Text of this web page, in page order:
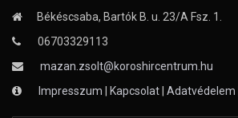
Békéscsaba, Bartók B. u. 23/A Fsz. 1.
06703329113
mazan.zsolt@koroshircentrum.hu
Impresszum
Kapcsolat Adatvédelem